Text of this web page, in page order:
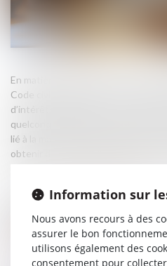
Source :www.lemag-juridique.com
En matière de paiement d’une
Code civil prévoit que le retard
d’intérêts moratoires, sans que le
quelconque préjudice. Toutefois,
lié à la mauvaise foi du débiteur, il
obtenir des dommages-intérêts
Information sur
Nous avons recours à des
assurer le bon
utilisons également des
consentement pour